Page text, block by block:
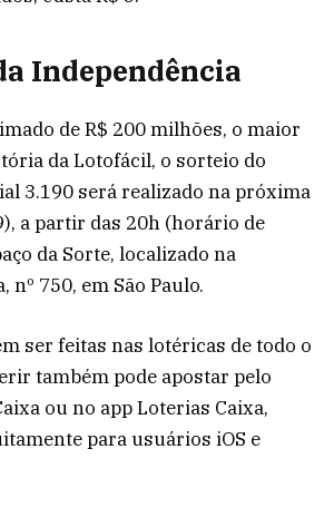
Independência
de R$ 200 milhões, o maior
da Lotofácil, o sorteio do
3.190 será realizado na próxima
a partir das 20h (horário de
da Sorte, localizado na
nº 750, em São Paulo.
ser feitas nas lotéricas de todo o
também pode apostar pelo
ou no app Loterias Caixa,
para usuários iOS e